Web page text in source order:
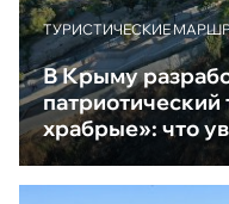
ТУРИСТИЧЕСКИЕ
В Крыму
патриотический
храбрые»: что